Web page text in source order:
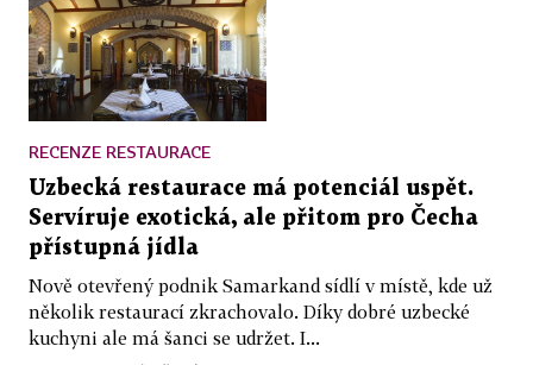
RECENZE RESTAURACE
Uzbecká restaurace má potenciál uspět.
Servíruje exotická, ale přitom pro Čecha
přístupná jídla
Nově otevřený podnik Samarkand sídlí v místě, kde už
několik restaurací zkrachovalo. Díky dobré uzbecké
kuchyni ale má šanci se udržet. I...